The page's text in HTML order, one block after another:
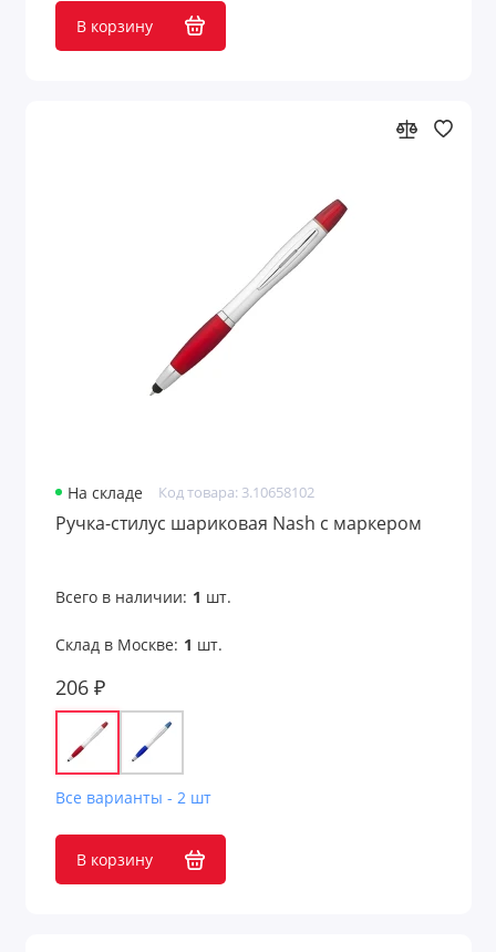
В корзину
На складе Код товара: 3.10658102
Ручка-стилус шариковая Nash с маркером
Всего в наличии: 1 шт.
Склад в Москве: 1 шт.
206 ₽
Все варианты - 2 шт
В корзину